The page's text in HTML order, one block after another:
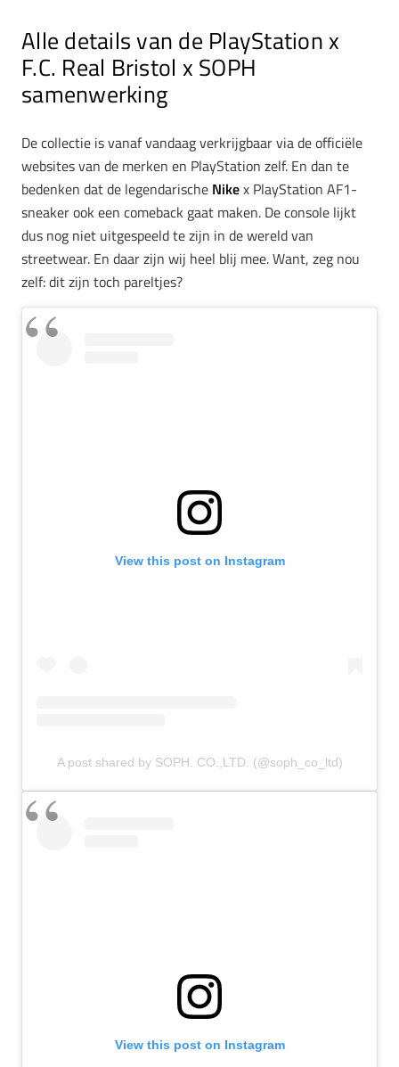
Alle details van de PlayStation x
F.C. Real Bristol x SOPH
samenwerking
De collectie is vanaf vandaag verkrijgbaar via de officiële
websites van de merken en PlayStation zelf. En dan te
bedenken dat de legendarische Nikex PlayStation AF1-
sneaker ook een comeback gaat maken. De console lijkt
dus nog niet uitgespeeld te zijn in de wereld van
streetwear. En daar zijn wij heel blij mee. Want, zeg nou
zelf: dit zijn toch pareltjes?
View this post on Instagram
A post shared by SOPH. CO.,LTD. (@soph_co_ltd)
View this post on Instagram